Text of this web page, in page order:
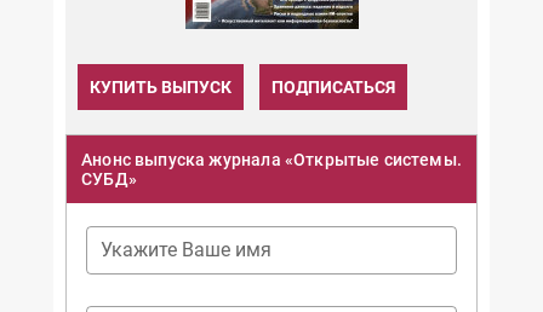
КУПИТЬ ВЫПУСК ПОДПИСАТЬСЯ
Анонс выпуска журнала «Открытые системы.
СУБД»
Укажите Ваше имя